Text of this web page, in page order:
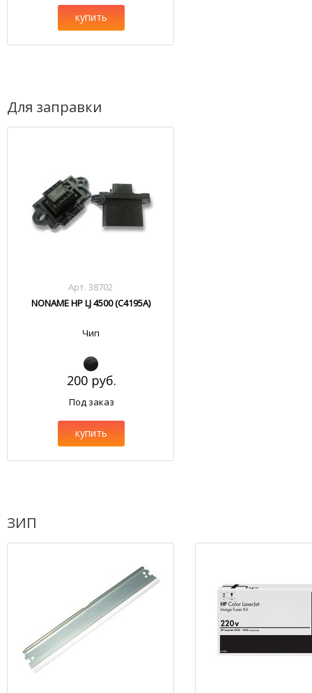
купить
Для заправки
Арт. 38702
NONAME HP LJ 4500 (C4195A)
Чип
200 руб.
Под заказ
купить
ЗИП